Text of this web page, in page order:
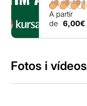
A partir
de 6,00€
Fotos i vídeos